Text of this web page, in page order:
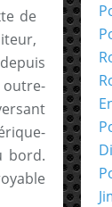
de
bord.